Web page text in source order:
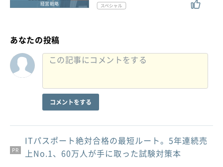
経営戦略
あなたの投稿
コメントをする
PR
PR
PR
ITパスポート絶対合格の最短ルート。5年連続売
上No.1、60万人が手に取った試験対策本